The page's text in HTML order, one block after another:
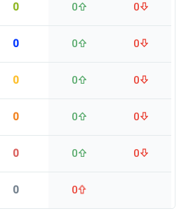
0 0 0
0 0 0
0 0 0
0 0 0
0 0 0
0 0